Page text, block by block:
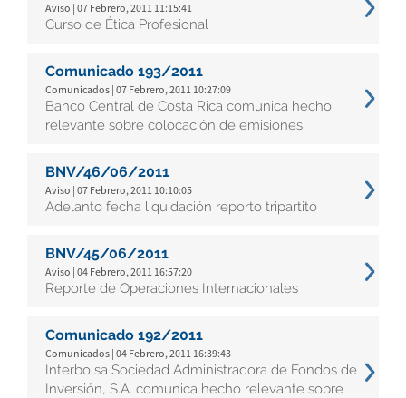
Aviso | 07 Febrero, 2011 11:15:41
Curso de Ética Profesional
Comunicado 193/2011
Comunicados | 07 Febrero, 2011 10:27:09
Banco Central de Costa Rica comunica hecho
relevante sobre colocación de emisiones.
BNV/46/06/2011
Aviso | 07 Febrero, 2011 10:10:05
Adelanto fecha liquidación reporto tripartito
BNV/45/06/2011
Aviso | 04 Febrero, 2011 16:57:20
Reporte de Operaciones Internacionales
Comunicado 192/2011
Comunicados | 04 Febrero, 2011 16:39:43
Interbolsa Sociedad Administradora de Fondos de
Inversión, S.A. comunica hecho relevante sobre